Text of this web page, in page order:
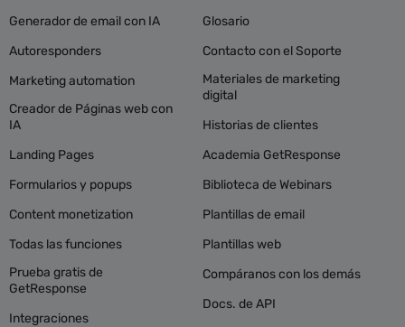
Generador de email con IA
Autoresponders
Marketing automation
Creador de Páginas web con
IA
Landing Pages
Formularios y popups
Content monetization
Todas las funciones
Prueba gratis de
GetResponse
Integraciones
Glosario
Contacto con el Soporte
Materiales de marketing
digital
Historias de clientes
Academia GetResponse
Biblioteca de Webinars
Plantillas de email
Plantillas web
Compáranos con los demás
Docs. de API